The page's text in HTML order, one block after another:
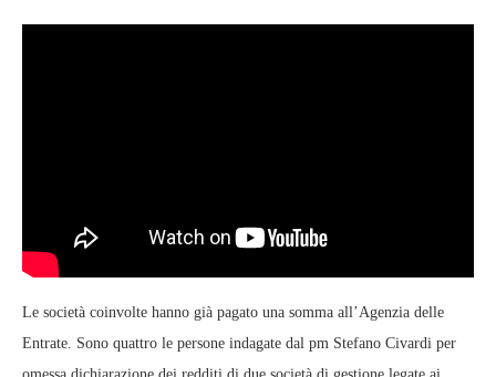
Le società coinvolte hanno già pagato una somma all’Agenzia delle
Entrate. Sono quattro le persone indagate dal pm Stefano Civardi per